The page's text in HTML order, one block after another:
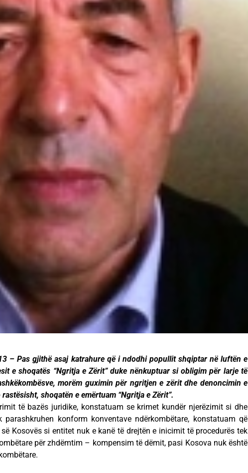
– Pas gjithë asaj katrahure që i ndodhi popullit shqiptar në luftën e
e shoqatës “Ngritja e Zërit” duke nënkuptuar si obligim për larje të
morëm guximin për ngritjen e zërit dhe denoncimin e
shoqatën e emërtuam “Ngritja e Zërit”.
të bazës juridike, konstatuam se krimet kundër njerëzimit si dhe
parashkruhen konform konventave ndërkombëtare, konstatuam që
Kosovës si entitet nuk e kanë të drejtën e inicimit të procedurës tek
për zhdëmtim – kompensim të dëmit, pasi Kosova nuk është